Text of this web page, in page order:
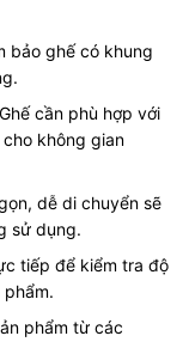
bảo ghế có khung
Ghế cần phù hợp với
không gian
dễ di chuyển sẽ
sử dụng.
tiếp để kiểm tra độ
phẩm từ các